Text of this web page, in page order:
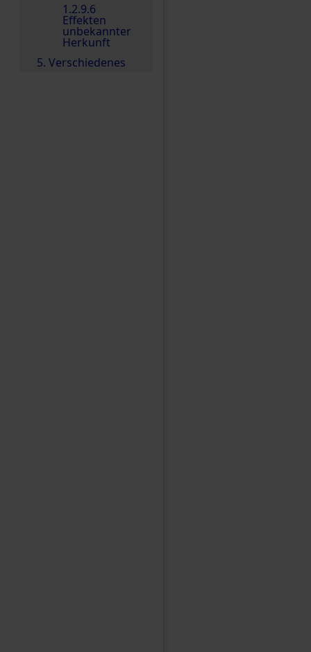
1.2.9.6
Effekten
unbekannter
Herkunft
5. Verschiedenes